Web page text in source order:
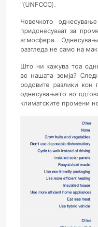
“(UNFCCC).
Човечкото однесување
придонесуваат за
атмосфера.
разгледа не само на
Што ни кажува тоа
во нашата земја?
родовите разлики кон
однесувањето во
климатските промени